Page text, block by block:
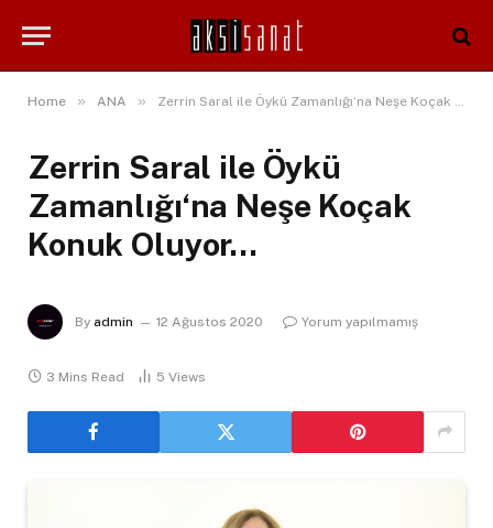
Home » ANA » Zerrin Saral ile Öykü Zamanlığı‘na Neşe Koçak Konuk Oluyor…
Zerrin Saral ile Öykü
Zamanlığı‘na Neşe Koçak
Konuk Oluyor…
By admin 12 Ağustos 2020 Yorum yapılmamış
3 Mins Read 5 Views